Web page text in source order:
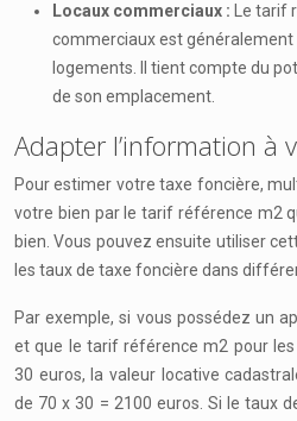
Locaux commerciaux :
Le tarif
commerciaux est généralement
logements. Il tient compte du
de son emplacement.
Adapter l’information à
Pour estimer votre taxe foncière,
votre bien par le tarif référence m2
bien. Vous pouvez ensuite utiliser
les taux de taxe foncière dans
Par exemple, si vous possédez un
et que le tarif référence m2 pour
30 euros, la valeur locative
de 70 x 30 = 2100 euros. Si le taux